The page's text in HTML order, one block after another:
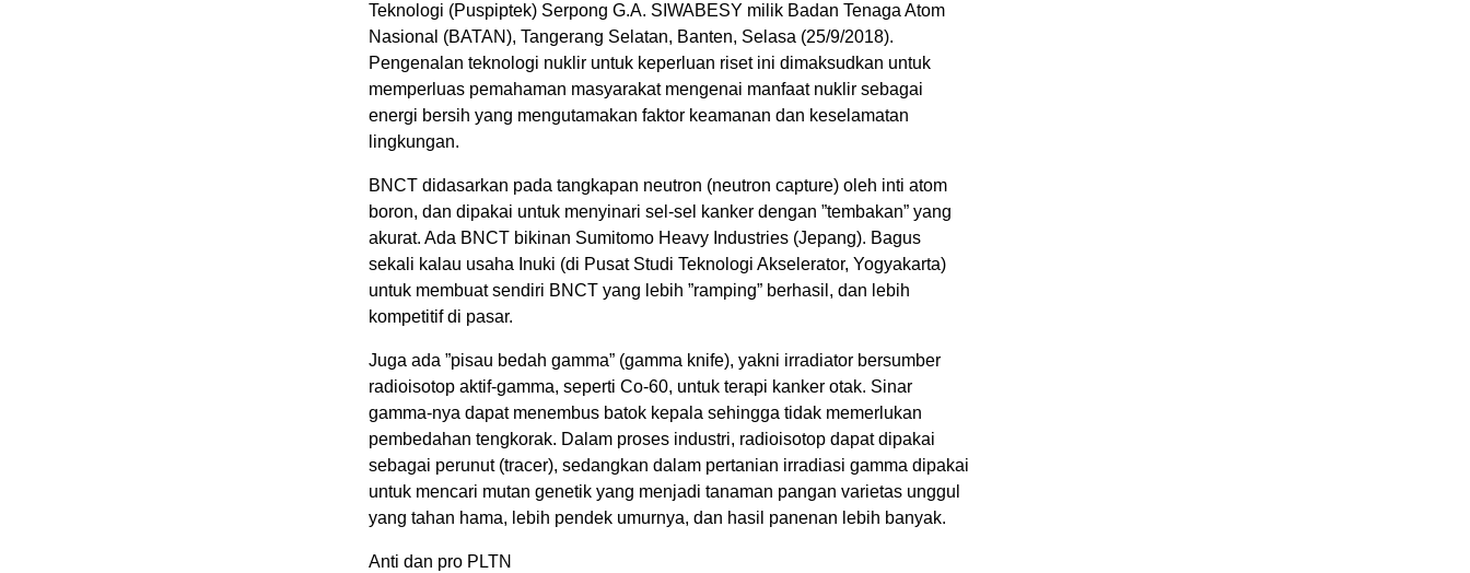
Teknologi (Puspiptek) Serpong G.A. SIWABESY milik Badan Tenaga Atom
Nasional (BATAN), Tangerang Selatan, Banten, Selasa (25/9/2018).
Pengenalan teknologi nuklir untuk keperluan riset ini dimaksudkan untuk
memperluas pemahaman masyarakat mengenai manfaat nuklir sebagai
energi bersih yang mengutamakan faktor keamanan dan keselamatan
lingkungan.
BNCT didasarkan pada tangkapan neutron (neutron capture) oleh inti atom
boron, dan dipakai untuk menyinari sel-sel kanker dengan ”tembakan” yang
akurat. Ada BNCT bikinan Sumitomo Heavy Industries (Jepang). Bagus
sekali kalau usaha Inuki (di Pusat Studi Teknologi Akselerator, Yogyakarta)
untuk membuat sendiri BNCT yang lebih ”ramping” berhasil, dan lebih
kompetitif di pasar.
Juga ada ”pisau bedah gamma” (gamma knife), yakni irradiator bersumber
radioisotop aktif-gamma, seperti Co-60, untuk terapi kanker otak. Sinar
gamma-nya dapat menembus batok kepala sehingga tidak memerlukan
pembedahan tengkorak. Dalam proses industri, radioisotop dapat dipakai
sebagai perunut (tracer), sedangkan dalam pertanian irradiasi gamma dipakai
untuk mencari mutan genetik yang menjadi tanaman pangan varietas unggul
yang tahan hama, lebih pendek umurnya, dan hasil panenan lebih banyak.
Anti dan pro PLTN